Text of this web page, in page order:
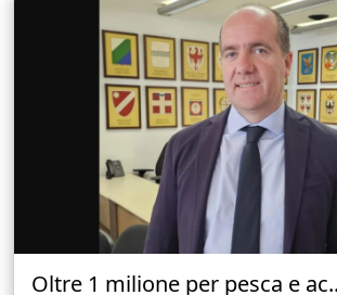
Oltre 1 milione per pesca e